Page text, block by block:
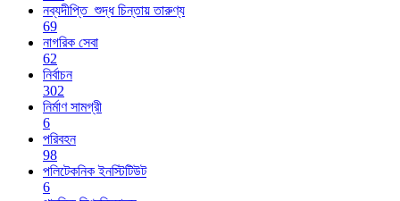
নব্যদীপ্তি_শুদ্ধ চিন্তায় তারুণ্য
69
নাগরিক সেবা
62
নির্বাচন
302
নির্মাণ সামগ্রী
6
পরিবহন
98
পলিটেকনিক ইনস্টিটিউট
6